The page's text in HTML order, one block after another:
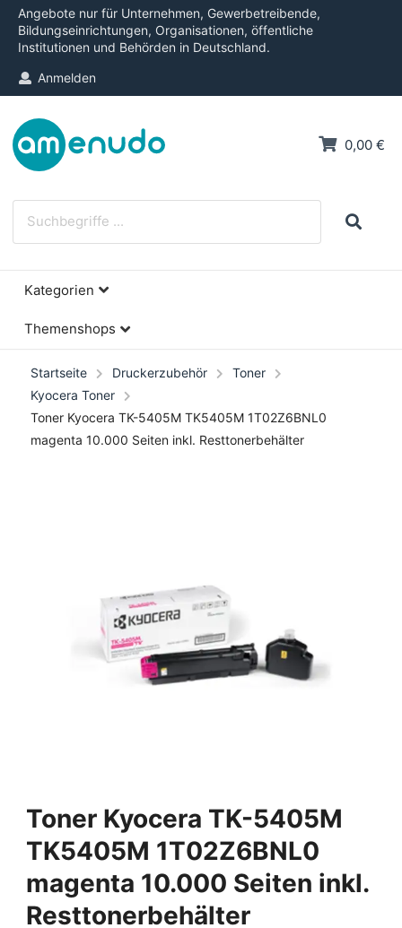
Angebote nur für Unternehmen, Gewerbetreibende,
Bildungseinrichtungen, Organisationen, öffentliche
Institutionen und Behörden in Deutschland.
Anmelden
0,00 €
Kategorien
Themenshops
Startseite Druckerzubehör
Toner
Kyocera Toner
Toner Kyocera TK-5405M TK5405M 1T02Z6BNL0
magenta 10.000 Seiten inkl. Resttonerbehälter
Toner Kyocera TK-5405M
TK5405M 1T02Z6BNL0
magenta 10.000 Seiten inkl.
Resttonerbehälter